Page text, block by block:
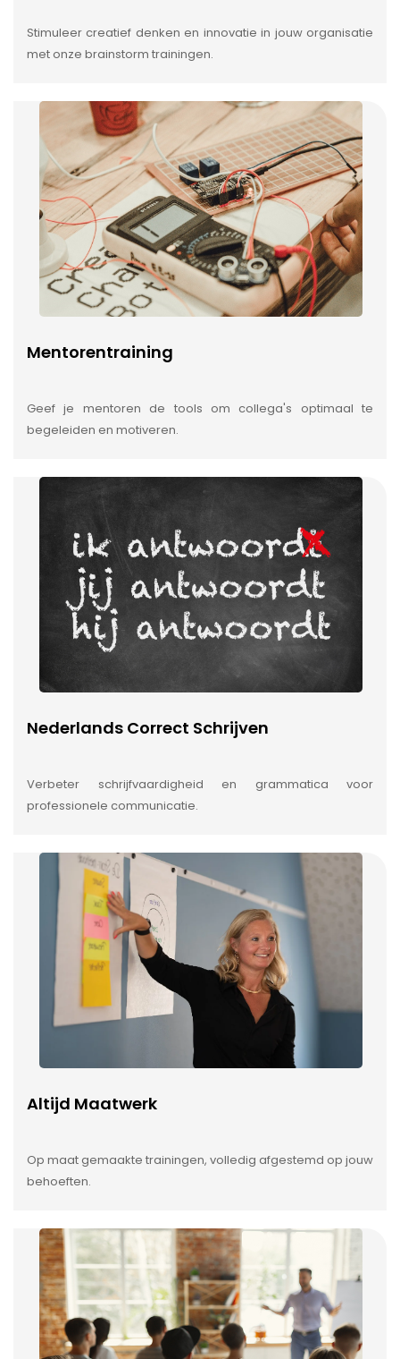
Stimuleer creatief denken en innovatie in jouw organisatie
met onze brainstorm trainingen.
Mentorentraining
Geef je mentoren de tools om collega's optimaal te
begeleiden en motiveren.
Nederlands Correct Schrijven
Verbeter schrijfvaardigheid en grammatica voor
professionele communicatie.
Altijd Maatwerk
Op maat gemaakte trainingen, volledig afgestemd op jouw
behoeften.